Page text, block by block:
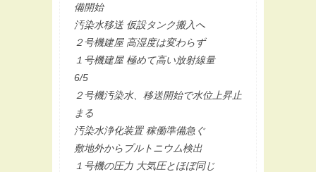
備開始
汚染水移送 仮設タンク搬入へ
２号機建屋 高湿度は変わらず
１号機建屋 極めて高い放射線量
6/5
２号機汚染水、移送開始で水位上昇止
まる
汚染水浄化装置 稼働準備急ぐ
敷地外からプルトニウム検出
１号機の圧力 大気圧とほぼ同じ